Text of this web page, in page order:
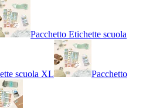
Pacchetto Etichette scuola
scuola XL Pacchetto